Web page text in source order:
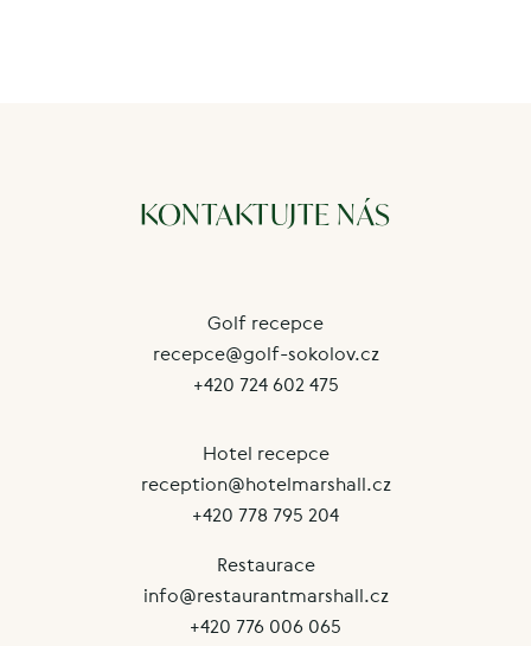
KONTAKTUJTE NÁS
Golf recepce
recepce@golf-sokolov.cz
+420 724 602 475
Hotel recepce
reception@hotelmarshall.cz
+420 778 795 204
Restaurace
info@restaurantmarshall.cz
+420 776 006 065